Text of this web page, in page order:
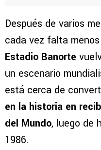
Después de varios
cada vez falta
Estadio Banorte
un escenario
está cerca de
en la historia en
del Mundo, luego de
1986.